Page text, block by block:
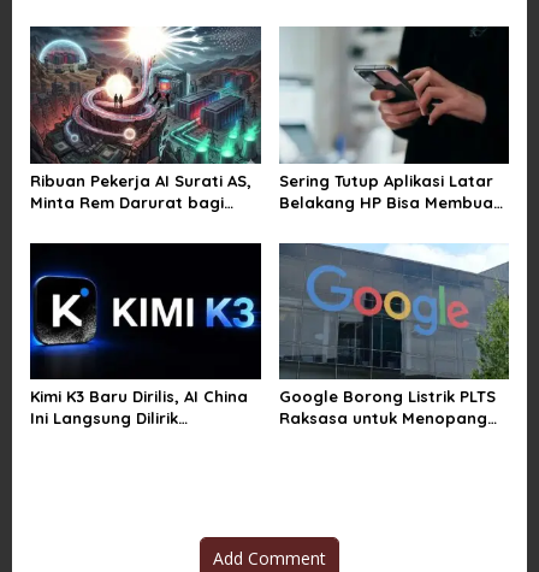
o
n
Gambar dan Video di
Sejumlah Wilayah
Ribuan Pekerja AI Surati AS,
Minta Rem Darurat bagi
Sering Tutup Aplikasi Latar
Belakang HP Bisa Membuat
Kimi K3 Baru Dirilis, AI China
Ini Langsung Dilirik
Google Borong Listrik PLTS
Raksasa untuk Menopang
Add Comment